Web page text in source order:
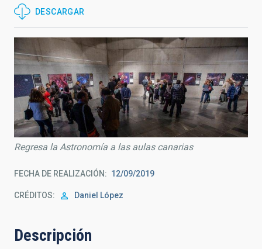
DESCARGAR
Regresa la Astronomía a las aulas canarias
FECHA DE REALIZACIÓN 12/09/2019
CRÉDITOS Daniel López
Descripción